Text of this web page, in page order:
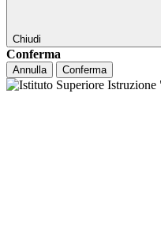
Chiudi
Conferma
Annulla Conferma